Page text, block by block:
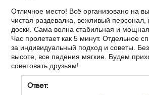
Отличное место! Всё организовано на
чистая раздевалка, вежливый персонал,
доски. Сама волна стабильная и
Час пролетает как 5 минут. Отдельное
за индивидуальный подход и советы.
высоте, все падения мягкие. Будем
советовать друзьям!
Ответ: